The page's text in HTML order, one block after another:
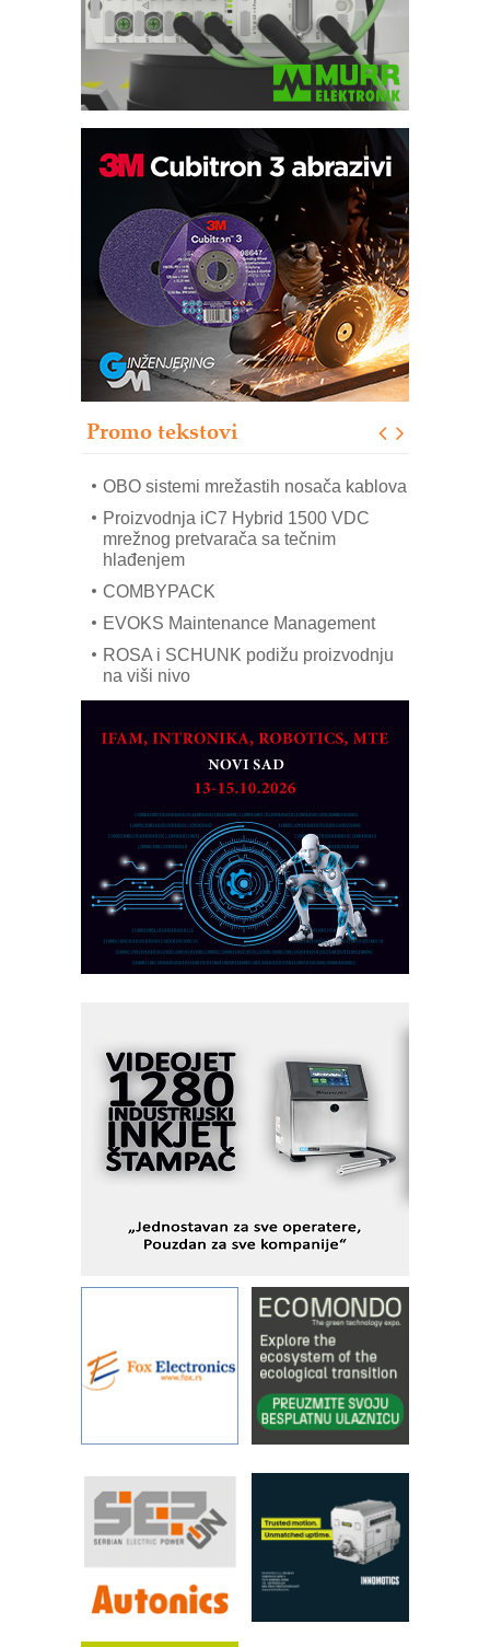
Promo tekstovi
Potpuna efikasnost bez složenih
sistema
Trajna oznaka kao dugoročna korist
Bezbednost na prvom mestu!
IB BLUMENAUER - više od 40 godina
poverenja u industriji
RMQ-TITAN ADVANCED INDICATOR
– Pametna signalizacija za efikasnije
upravljanje mašinama
Mitutoyo Crysta-Apex V PLUS: Nova
OBO sistemi mrežastih nosača kablova
Proizvodnja iC7 Hybrid 1500 VDC
mrežnog pretvarača sa tečnim
hlađenjem
COMBYPACK
EVOKS Maintenance Management
ROSA i SCHUNK podižu proizvodnju
na viši nivo
MAREX - Lim i mašine za savremena
Marcom-plast d.o.o.- vaš pouzdan
partner
CTO - Prilagodite svoju toplinsku
obradu!
Razvoj asortimanskog pravca MINI-
PLC AKYTEC
AUKOM: Svetski standard metrologije
dostupan u Srbiji
I.SAFE MOBILE revolucioniše
industrijsku automatizaciju
pionirskimmobile operator PANEL-OM
Fleksibilno stezanje i brzo
podešavanje u proizvodnji prototipova
KIP KOP – napredna rešenja za
objekte
Alba d.o.o. – 35 godina preciznosti u
IBeRTIM - oprema za ispitivanje
kontrole kvaliteta
STAUFF – Komponente koje
povećavaju pouzdanost hidrauličkih
pouzdanost u transferu fluida
Filtration Group Industrial – Napredna
rešenja za filtraciju u hidrauličkim i
procesnim sistemima
RILINEX kompanije Rittal
FANUC: Najbolje za vašu pametnu